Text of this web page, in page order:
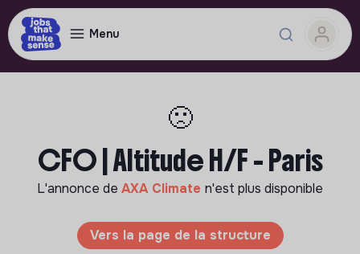
Menu
🙁
CFO | Altitude H/F - Paris
L'annonce de AXA Climate n'est plus disponible
Vers la page de la structure